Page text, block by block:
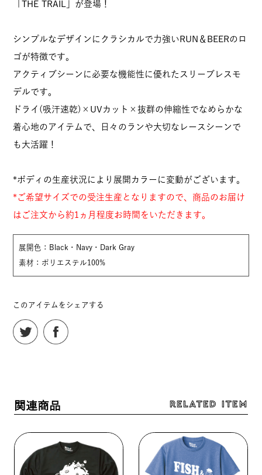
「THE TRAIL」が登場！
シンプルなデザインにクラシカルで力強いRUN＆BEERのロ
ゴが特徴です。
アクティブシーンに必要な機能性に優れたスリーブレスモ
デルです。
ドライ(吸汗速乾)×UVカット×抜群の伸縮性でなめらかな
着心地のアイテムで、日々のランや大切なレースシーンで
も大活躍！
*ボディの生産状況により展開カラーに変動がございます。
*ご希望サイズでの受注生産となりますので、商品のお届け
はご注文から約1ヵ月程度お時間をいただきます。
展開色：Black・Navy・Dark Gray
素材：ポリエステル100%
このアイテムをシェアする
関連商品 RELATED ITEM